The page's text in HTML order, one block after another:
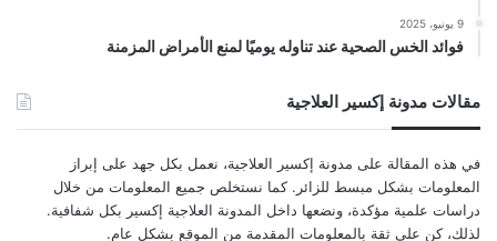
9 يونيو، 2025
فوائد الخس الصحية عند تناوله يوميًا لمنع الأمراض المزمنة
مقالات مدونة إكسير العلاجية
في هذه المقالة على مدونة إكسير العلاجية، نعمل بكل جهد على إبراز
المعلومات بشكل مبسط للزائر. كما نستخلص جميع المعلومات من خلال
دراسات علمية مؤكدة، ونضعها داخل المدونة العلاجية إكسير بكل شفافية.
لذلك، كن على ثقة بالمعلومات المقدمة من الموقع بشكل عام.